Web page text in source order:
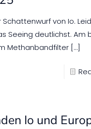
von Io.
Seeing deutlichst. Am
Methanbandfilter […]
Io und